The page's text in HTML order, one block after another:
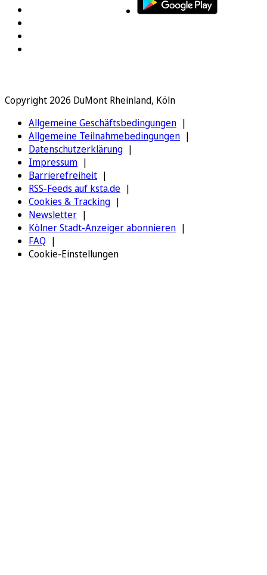
Copyright 2026 DuMont Rheinland, Köln
Allgemeine Geschäftsbedingungen
Allgemeine Teilnahmebedingungen
Datenschutzerklärung
Impressum
Barrierefreiheit
RSS-Feeds auf ksta.de
Cookies & Tracking
Newsletter
Kölner Stadt-Anzeiger abonnieren
FAQ
Cookie-Einstellungen